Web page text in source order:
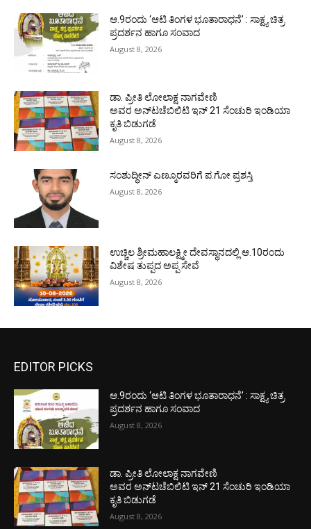
ಆ.9ರಂದು ‘ಆಟಿ ತಿಂಗಳ ಭೂತಾರಾಧನೆ’ : ಸಾಕ್ಷ್ಯ ಚಿತ್ರ
ಪ್ರದರ್ಶನ ಹಾಗೂ ಸಂವಾದ
August 8, 2026
ಡಾ. ಪ್ರೀತಿ ಲೋಲಾಕ್ಷ ನಾಗವೇಣಿ
ಅವರ ಅನ್‌ಟಚೆಬಿಲಿಟಿ ಇನ್ 21 ಸೆಂಚುರಿ ಇಂಡಿಯಾ
ಕೃತಿ ಬಿಡುಗಡೆ
August 8, 2026
ಸಂಶುದ್ಧೀನ್ ಎಣ್ಮೂರವರಿಗೆ ಪ.ಗೋ ಪ್ರಶಸ್ತಿ
August 8, 2026
ಉಚ್ಚಿಲ ಶ್ರೀಮಹಾಲಕ್ಷ್ಮೀ ದೇವಸ್ಥಾನದಲ್ಲಿ ಆ.10ರಂದು
ವಿಶೇಷ ತುಪ್ಪದ ಅಪ್ಪ ಸೇವೆ
August 8, 2026
EDITOR PICKS
ಆ.9ರಂದು ‘ಆಟಿ ತಿಂಗಳ ಭೂತಾರಾಧನೆ’ : ಸಾಕ್ಷ್ಯ ಚಿತ್ರ
ಪ್ರದರ್ಶನ ಹಾಗೂ ಸಂವಾದ
August 8, 2026
ಡಾ. ಪ್ರೀತಿ ಲೋಲಾಕ್ಷ ನಾಗವೇಣಿ
ಅವರ ಅನ್‌ಟಚೆಬಿಲಿಟಿ ಇನ್ 21 ಸೆಂಚುರಿ ಇಂಡಿಯಾ
ಕೃತಿ ಬಿಡುಗಡೆ
August 8, 2026